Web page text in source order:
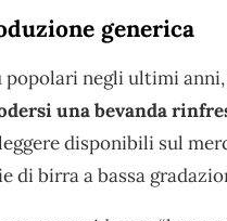
generica
negli ultimi
una bevanda
disponibili sul
di birra a bassa